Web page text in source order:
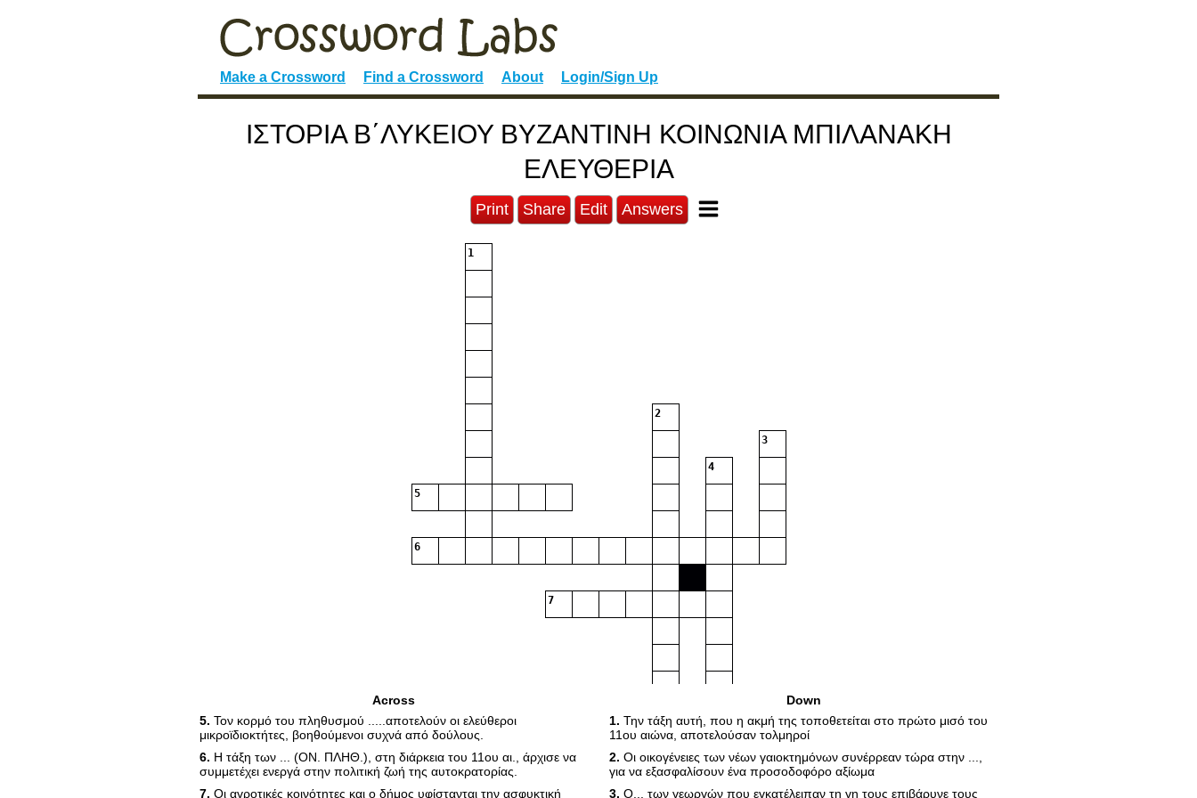
Make a Crossword Find a Crossword About Login/Sign Up
ΙΣΤΟΡΙΑ Β΄ΛΥΚΕΙΟΥ ΒΥΖΑΝΤΙΝΗ ΚΟΙΝΩΝΙΑ ΜΠΙΛΑΝΑΚΗ
ΕΛΕΥΘΕΡΙΑ
Print Share Edit Answers
1
2
3
4
5
6
7
8
Across
5. Τον κορμό του πληθυσμού .....αποτελούν οι ελεύθεροι
μικροϊδιοκτήτες, βοηθούμενοι συχνά από δούλους.
6. Η τάξη των ... (ΟΝ. ΠΛΗΘ.), στη διάρκεια του 11ου αι., άρχισε να
συμμετέχει ενεργά στην πολιτική ζωή της αυτοκρατορίας.
7. Οι αγροτικές κοινότητες και ο δήμος υφίστανται την ασφυκτική
Down
1. Την τάξη αυτή, που η ακμή της τοποθετείται στο πρώτο μισό του
11ου αιώνα, αποτελούσαν τολμηροί
2. Οι οικογένειες των νέων γαιοκτημόνων συνέρρεαν τώρα στην ...,
για να εξασφαλίσουν ένα προσοδοφόρο αξίωμα
3. Ο... των γεωργών που εγκατέλειπαν τη γη τους επιβάρυνε τους